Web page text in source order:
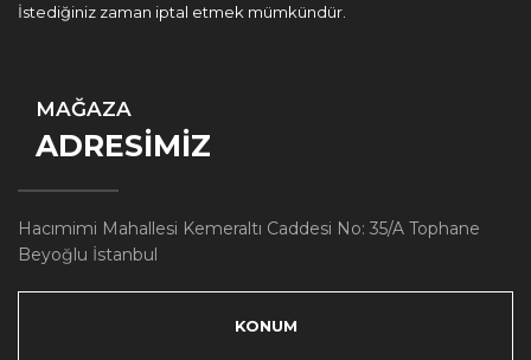
İstediğiniz zaman iptal etmek mümkündür.
MAĞAZA
ADRESİMİZ
Hacımimi Mahallesi Kemeraltı Caddesi No: 35/A Tophane
Beyoğlu İstanbul
KONUM